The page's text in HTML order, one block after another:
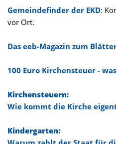
Gemeindefinder der EKD:
vor Ort.
Das eeb-Magazin zum
100 Euro Kirchensteuer -
Kirchensteuern:
Wie kommt die Kirche
Kindergarten: